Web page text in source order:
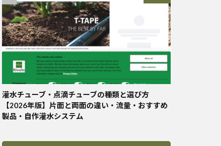
灌水チューブ・点滴チューブの種類と選び方
【2026年版】片面と両面の違い・流量・おすすめ
製品・自作灌水システム